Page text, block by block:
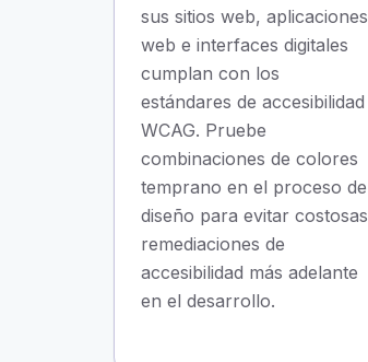
sus sitios web, aplicaciones
web e interfaces digitales
cumplan con los
estándares de accesibilidad
WCAG. Pruebe
combinaciones de colores
temprano en el proceso de
diseño para evitar costosas
remediaciones de
accesibilidad más adelante
en el desarrollo.